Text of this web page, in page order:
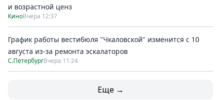
и возрастной ценз
КиноВчера 12:37
График работы вестибюля "Чкаловской" изменится с 10
августа из-за ремонта эскалаторов
С.ПетербургВчера 11:24
Еще →